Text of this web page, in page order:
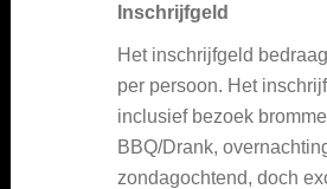
Inschrijfgeld
Het inschrijfgeld
per persoon. Het
inclusief bezoek
BBQ/Drank,
zondagochtend, doch